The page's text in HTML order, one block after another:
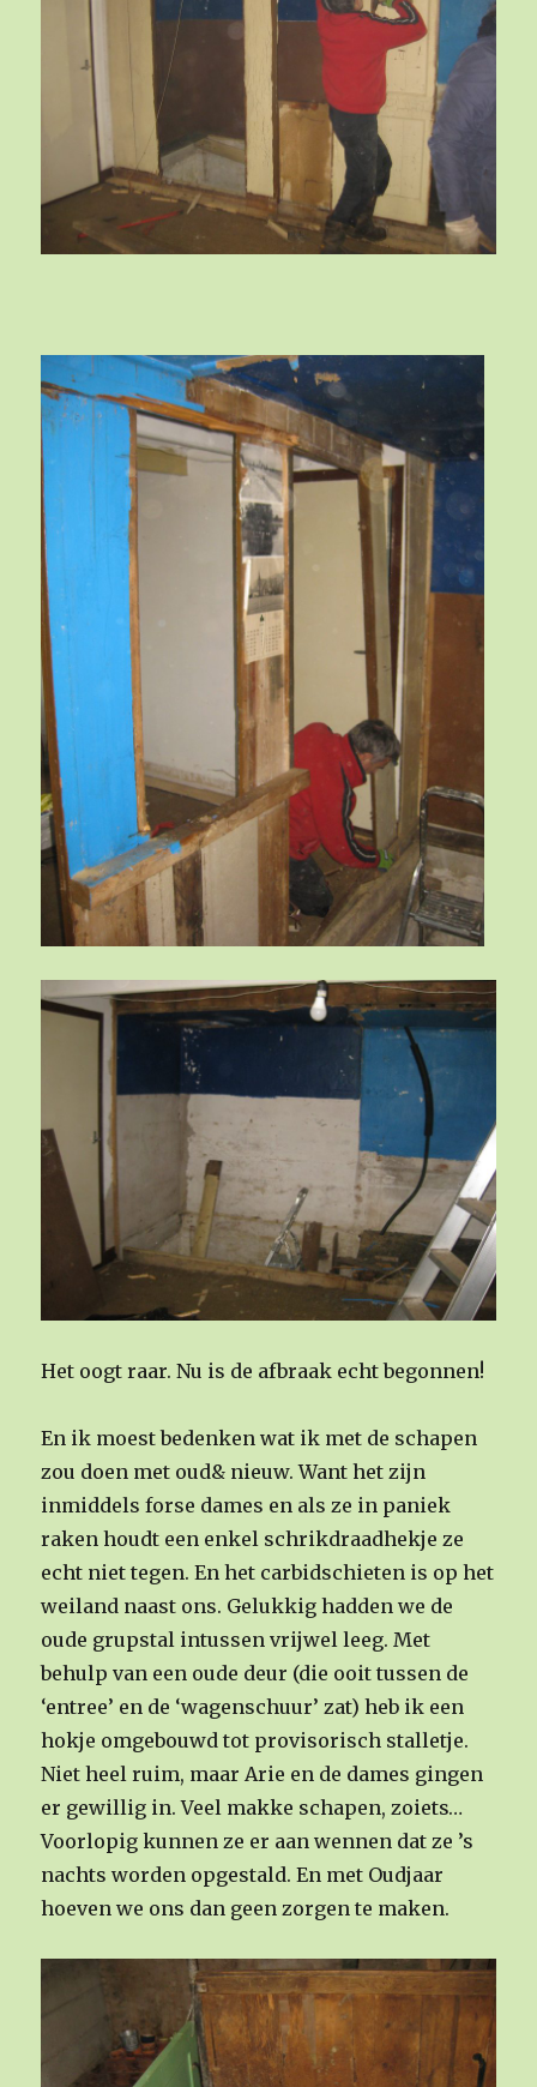
Het oogt raar. Nu is de afbraak echt begonnen!
En ik moest bedenken wat ik met de schapen
zou doen met oud& nieuw. Want het zijn
inmiddels forse dames en als ze in paniek
raken houdt een enkel schrikdraadhekje ze
echt niet tegen. En het carbidschieten is op het
weiland naast ons. Gelukkig hadden we de
oude grupstal intussen vrijwel leeg. Met
behulp van een oude deur (die ooit tussen de
‘entree’ en de ‘wagenschuur’ zat) heb ik een
hokje omgebouwd tot provisorisch stalletje.
Niet heel ruim, maar Arie en de dames gingen
er gewillig in. Veel makke schapen, zoiets…
Voorlopig kunnen ze er aan wennen dat ze ’s
nachts worden opgestald. En met Oudjaar
hoeven we ons dan geen zorgen te maken.